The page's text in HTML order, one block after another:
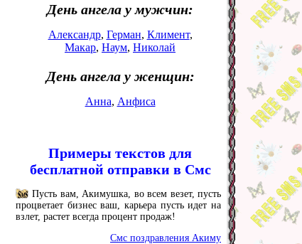
День ангела у мужчин:
Александр, Герман, Климент,
Макар, Наум, Николай
День ангела у женщин:
Анна, Анфиса
Примеры текстов для
бесплатной отправки в Смс
Пусть вам, Акимушка, во всем везет, пусть
процветает бизнес ваш, карьера пусть идет на
взлет, растет всегда процент продаж!
Смс поздравления Акиму